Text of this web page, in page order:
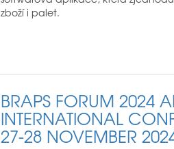
zboží i palet.
BRAPS FORUM 2024
INTERNATIONAL
27-28 NOVEMBER